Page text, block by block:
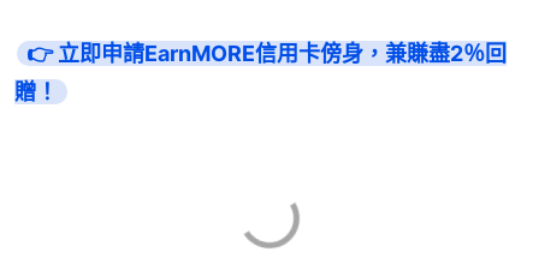
👉 立即申請EarnMORE信用卡傍身，兼賺盡2％回
贈！